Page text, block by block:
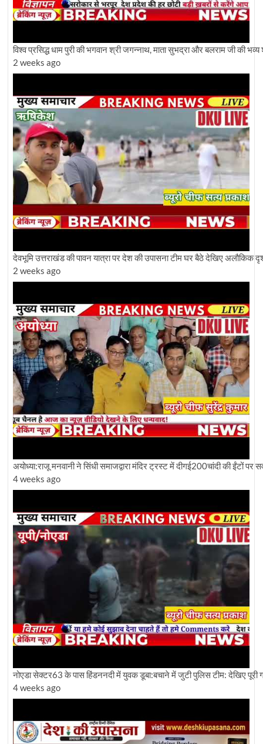
विश्व प्रसिद्ध धाम पुरी की भगवान श्री जगन्नाथ, माता सुभद्रा और बलराम जी की भव्य
2 weeks ago
देवभूमि उत्तराखंड की पावन यात्रा पर देश की उपासना टीम घर बैठे देखिए अलौकिक
2 weeks ago
अयोध्या:राजू मनवानी ने सिंधी समाजद्वारा मंदिर ट्रस्ट में दीगई200चांदी की ईंटों पर
4 weeks ago
नोएडा सेक्टर63 के पास हिंडननदी में युवक डूबा:बचाने में जुटी पुलिस टीम: देखिए पूरी
4 weeks ago